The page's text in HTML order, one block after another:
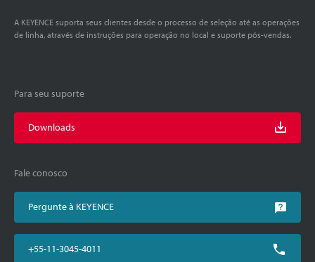
A KEYENCE suporta seus clientes desde o processo de seleção até as operações
de linha, através de instruções para operação no local e suporte pós-vendas.
Para seu suporte
Downloads
Fale conosco
Pergunte à KEYENCE
+55-11-3045-4011